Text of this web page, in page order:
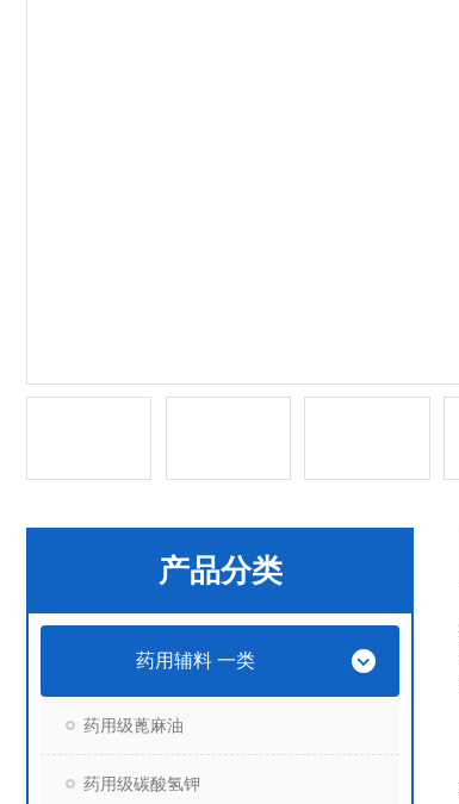
产品分类
药用辅料 一类
药用级蓖麻油
药用级碳酸氢钾